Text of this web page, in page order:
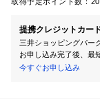
提携クレジットカー
三井ショッピングパー
お申し込み完了後、最
今すぐお申し込み